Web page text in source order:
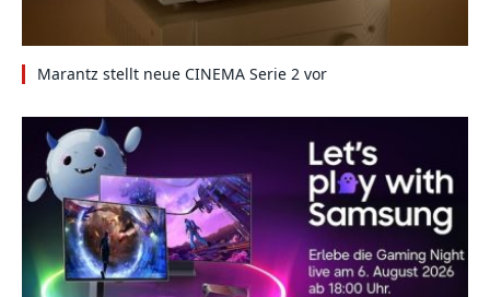
Marantz stellt neue CINEMA Serie 2 vor